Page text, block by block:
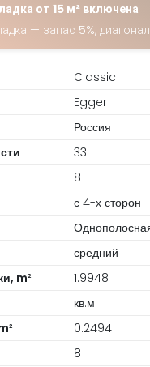
от 15 м² включена
— запас 5%,
Classic
Egger
Россия
33
8
с 4-х сторон
средний
m2
1.9948
кв.м.
2
0.2494
8